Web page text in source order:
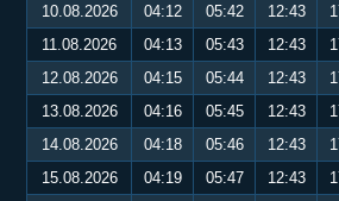
10.08.2026
04:12 05:42 12:43
11.08.2026
04:13 05:43 12:43
12.08.2026
04:15 05:44 12:43
13.08.2026
04:16 05:45 12:43
14.08.2026
04:18 05:46 12:43
15.08.2026
04:19 05:47 12:43